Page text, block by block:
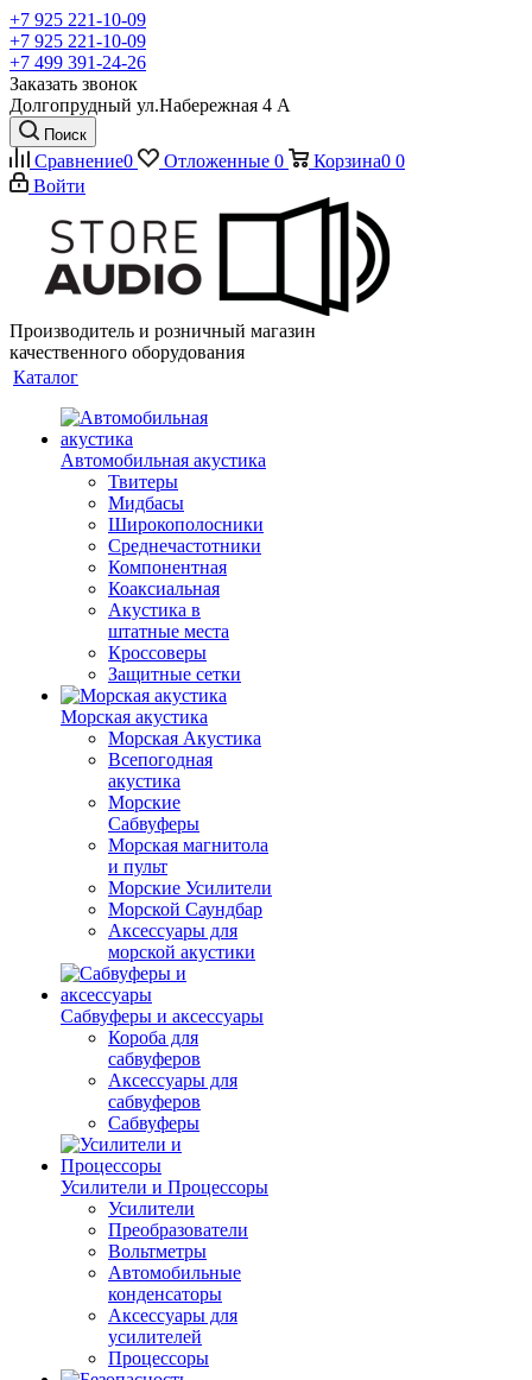
+7 925 221-10-09
+7 925 221-10-09
+7 499 391-24-26
Заказать звонок
Долгопрудный ул.Набережная 4 А
Поиск
Сравнение0 Отложенные 0 Корзина0 0
Войти
Производитель и розничный магазин
качественного оборудования
Каталог
Автомобильная акустика
Твитеры
Мидбасы
Широкополосники
Среднечастотники
Компонентная
Коаксиальная
Акустика в
штатные места
Кроссоверы
Защитные сетки
Морская акустика
Морская Акустика
Всепогодная
акустика
Морские
Сабвуферы
Морская магнитола
и пульт
Морские Усилители
Морской Cаундбар
Аксессуары для
морской акустики
Сабвуферы и аксессуары
Короба для
сабвуферов
Аксессуары для
сабвуферов
Сабвуферы
Усилители и Процессоры
Усилители
Преобразователи
Вольтметры
Автомобильные
конденсаторы
Аксессуары для
усилителей
Процессоры